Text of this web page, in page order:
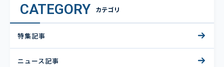
CATEGORY カテゴリ
特集記事
ニュース記事